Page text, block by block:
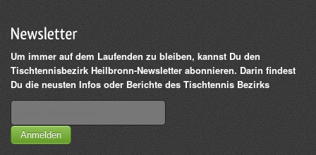
Um immer auf dem Laufenden zu bleiben, kannst Du den
Tischtennisbezirk Heilbronn-Newsletter abonnieren. Darin findest
Du die neusten Infos oder Berichte des Tischtennis Bezirks
Anmelden